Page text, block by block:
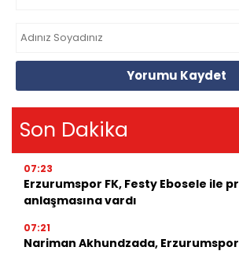
Yorumu Kaydet
Son Dakika
07:23
Erzurumspor FK, Festy Ebosele ile
anlaşmasına vardı
07:21
Nariman Akhundzada,